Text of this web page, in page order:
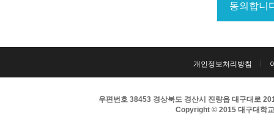
개인정보처리방침
우편번호 38453 경상북도 경산시 진량읍 대구대로
Copyright © 2015 대구대학